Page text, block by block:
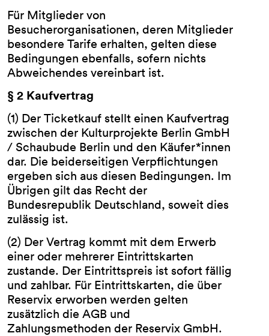
AGB
Impressum
Datenschutz
Barrierefreiheitserklärung
Für Mitglieder von
Besucherorganisationen, deren Mitglieder
besondere Tarife erhalten, gelten diese
Bedingungen ebenfalls, sofern nichts
Abweichendes vereinbart ist.
§ 2 Kaufvertrag
(1) Der Ticketkauf stellt einen Kaufvertrag
zwischen der Kulturprojekte Berlin GmbH
/ Schaubude Berlin und den Käufer*innen
dar. Die beiderseitigen Verpflichtungen
ergeben sich aus diesen Bedingungen. Im
Übrigen gilt das Recht der
Bundesrepublik Deutschland, soweit dies
zulässig ist.
(2) Der Vertrag kommt mit dem Erwerb
einer oder mehrerer Eintrittskarten
zustande. Der Eintrittspreis ist sofort fällig
und zahlbar. Für Eintrittskarten, die über
Reservix erworben werden gelten
zusätzlich die AGB und
Zahlungsmethoden der Reservix GmbH.